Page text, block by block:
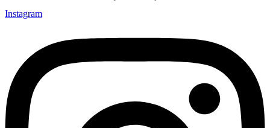
Instagram